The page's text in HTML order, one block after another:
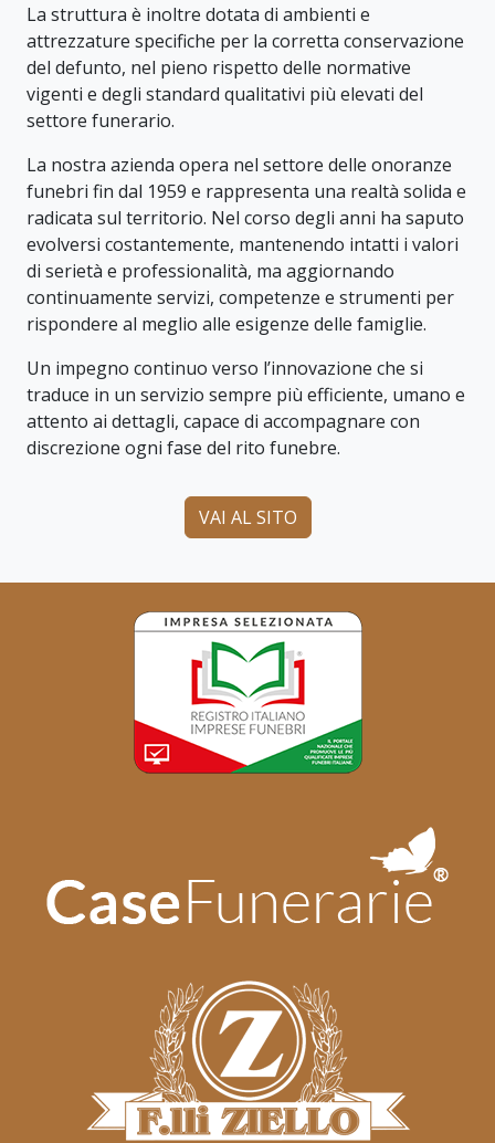
La struttura è inoltre dotata di ambienti e
attrezzature specifiche per la corretta conservazione
del defunto, nel pieno rispetto delle normative
vigenti e degli standard qualitativi più elevati del
settore funerario.
La nostra azienda opera nel settore delle onoranze
funebri fin dal 1959 e rappresenta una realtà solida e
radicata sul territorio. Nel corso degli anni ha saputo
evolversi costantemente, mantenendo intatti i valori
di serietà e professionalità, ma aggiornando
continuamente servizi, competenze e strumenti per
rispondere al meglio alle esigenze delle famiglie.
Un impegno continuo verso l’innovazione che si
traduce in un servizio sempre più efficiente, umano e
attento ai dettagli, capace di accompagnare con
discrezione ogni fase del rito funebre.
VAI AL SITO